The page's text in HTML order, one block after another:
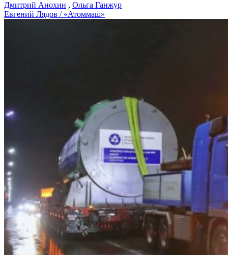
Дмитрий Анохин , Ольга Ганжур
Евгений Лядов / «Атоммаш»